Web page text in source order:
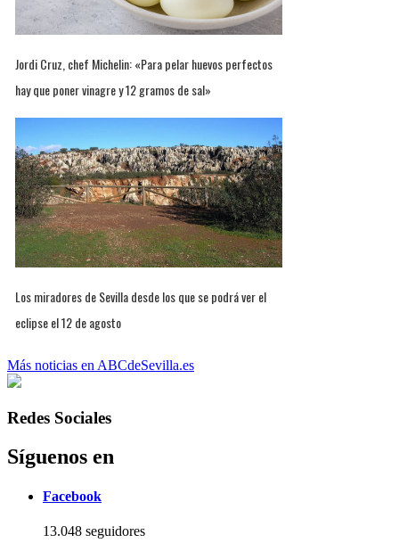
Jordi Cruz, chef Michelin: «Para pelar huevos perfectos
hay que poner vinagre y 12 gramos de sal»
Los miradores de Sevilla desde los que se podrá ver el
eclipse el 12 de agosto
Más noticias en ABCdeSevilla.es
Redes Sociales
Síguenos en
Facebook
13.048 seguidores